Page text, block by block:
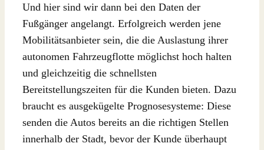
Und hier sind wir dann bei den Daten der
Fußgänger angelangt. Erfolgreich werden jene
Mobilitätsanbieter sein, die die Auslastung ihrer
autonomen Fahrzeugflotte möglichst hoch halten
und gleichzeitig die schnellsten
Bereitstellungszeiten für die Kunden bieten. Dazu
braucht es ausgekügelte Prognosesysteme: Diese
senden die Autos bereits an die richtigen Stellen
innerhalb der Stadt, bevor der Kunde überhaupt